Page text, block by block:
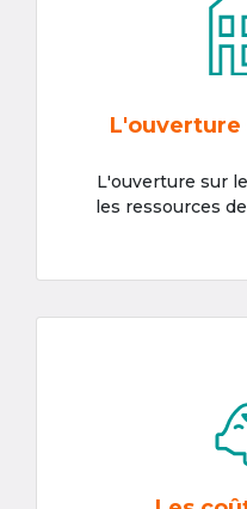
L'ouverture
L'ouverture sur
les ressources